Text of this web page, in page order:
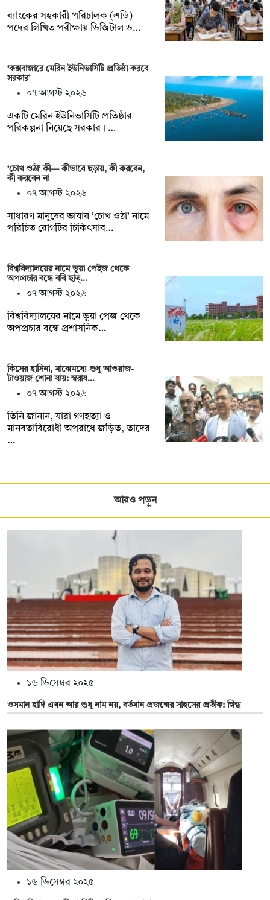
ব্যাংকের সহকারী পরিচালক (এডি)
পদের লিখিত পরীক্ষায় ডিজিটাল ড…
‘কক্সবাজারে মেরিন ইউনিভার্সিটি প্রতিষ্ঠা করবে
সরকার’
০৭ আগস্ট ২০২৬
একটি মেরিন ইউনিভার্সিটি প্রতিষ্ঠার
পরিকল্পনা নিয়েছে সরকার। …
‘চোখ ওঠা’ কী— কীভাবে ছড়ায়, কী করবেন,
কী করবেন না
০৭ আগস্ট ২০২৬
সাধারণ মানুষের ভাষায় ‘চোখ ওঠা’ নামে
পরিচিত রোগটির চিকিৎসাব…
বিশ্ববিদ্যালয়ের নামে ভুয়া পেইজ থেকে
অপপ্রচার বন্ধে ববি ছাত্…
০৭ আগস্ট ২০২৬
বিশ্ববিদ্যালয়ের নামে ভুয়া পেজ থেকে
অপপ্রচার বন্ধে প্রশাসনিক…
কিসের হাসিনা, মাঝেমধ্যে শুধু আওয়াজ-
টাওয়াজ শোনা যায়: স্বরাষ…
০৭ আগস্ট ২০২৬
তিনি জানান, যারা গণহত্যা ও
মানবতাবিরোধী অপরাধে জড়িত, তাদের
…
আরও পড়ুন
১৬ ডিসেম্বর ২০২৫
ওসমান হাদি এখন আর শুধু নাম নয়, বর্তমান প্রজন্মের সাহসের প্রতীক: স্নিগ্ধ
১৬ ডিসেম্বর ২০২৫